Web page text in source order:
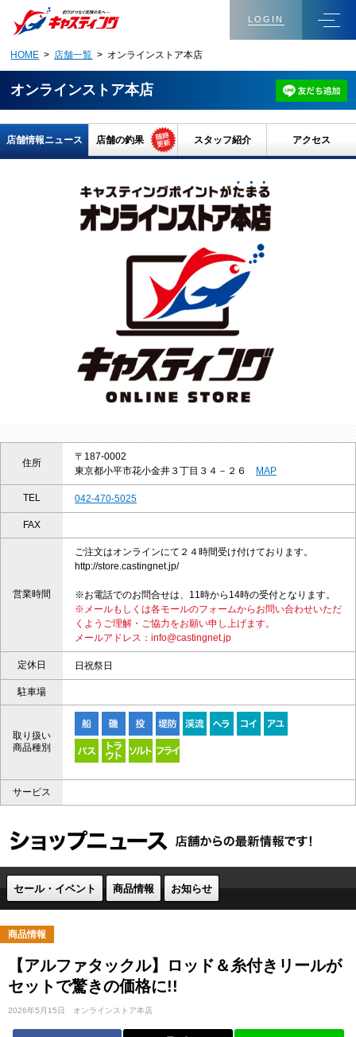
LOGIN
HOME > 店舗一覧 > オンラインストア本店
オンラインストア本店
店舗情報ニュース 店舗の釣果 スタッフ紹介 アクセス
住所
〒187-0002
東京都小平市花小金井３丁目３４－２６
MAP
TEL 042-470-5025
FAX
営業時間
ご注文はオンラインにて２４時間受け付けております。
http://store.castingnet.jp/
※お電話でのお問合せは、11時から14時の受付となります。
※メールもしくは各モールのフォームからお問い合わせいただ
くようご理解・ご協力をお願い申し上げます。
メールアドレス：info@castingnet.jp
定休日 日祝祭日
駐車場
取り扱い
商品種別
サービス
セール・イベント 商品情報 お知らせ
商品情報
【アルファタックル】ロッド＆糸付きリールが
セットで驚きの価格に!!
2026年5月15日 オンラインストア本店